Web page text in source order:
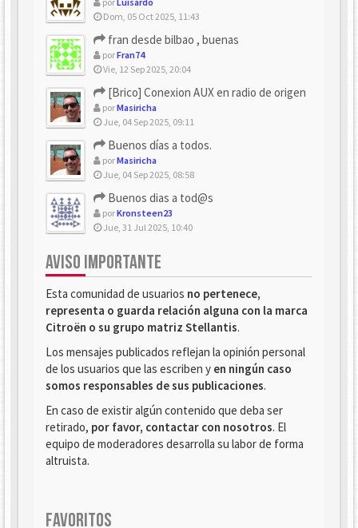
Dom, 05 Oct 2025, 11:43
fran desde bilbao , buenas
porFran74
Vie, 12 Sep 2025, 20:04
[Brico] Conexion AUX en radio de origen
porMasiricha
Jue, 04 Sep 2025, 09:11
Buenos días a todos.
porMasiricha
Jue, 04 Sep 2025, 08:58
Buenos dias a tod@s
porKronsteen23
Jue, 31 Jul 2025, 10:40
AVISO IMPORTANTE
Esta comunidad de usuarios no pertenece,
representa o guarda relación alguna con la marca
Citroën o su grupo matriz Stellantis.
Los mensajes publicados reflejan la opinión personal
de los usuarios que las escriben y en ningún caso
somos responsables de sus publicaciones.
En caso de existir algún contenido que deba ser
retirado, por favor, contactar con nosotros. El
equipo de moderadores desarrolla su labor de forma
altruista.
FAVORITOS